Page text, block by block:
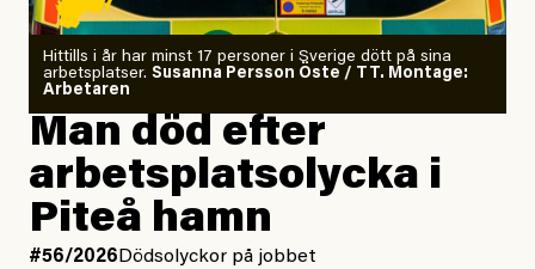
och utbildad kaospilot.
Om läkaren säger vaccinera dig
så säger jag tvärtemot.
Jag lärde mig renovera
enligt uråldrig metod
och lade min sista ungdom
på att laga en gammal bod.
Hittills i år har minst 17 personer i Sverige dött på sina
arbetsplatser. Susanna Persson Öste / TT. Montage:
Arbetaren
Man död efter
arbetsplatsolycka i
Piteå hamn
#56/2026 Dödsolyckor på jobbet